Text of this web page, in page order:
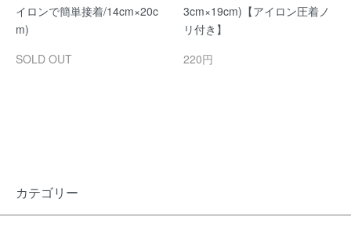
イロンで簡単接着/14cm×20c
m)
SOLD OUT
3cm×19cm)【アイロン圧着ノ
リ付き】
220円
カテゴリー